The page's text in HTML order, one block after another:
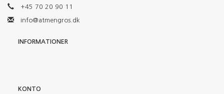
+45 70 20 90 11
info@atmengros.dk
INFORMATIONER
KONTO